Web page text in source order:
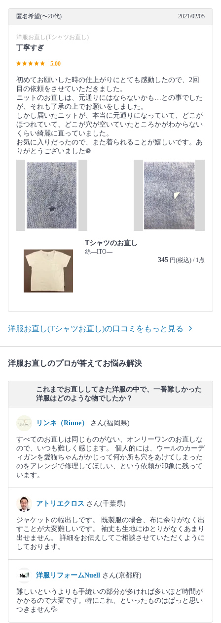
匿名希望(〜20代) 2021/02/05
洋服お直し(Tシャツお直し)
丁寧すぎ
5.00
初めてお願いした時の仕上がりにとても感動したので、2回
目の依頼をさせていただきました。
ニットのお直しは、元通りにはならないかも…との事でした
が、それも了承の上でお願いをしました。
しかし届いたニットが、本当に元通りになっていて、どこが
ほつれていて、どこが穴が空いていたところかがわからない
くらい綺麗に直っていました。
お気に入りだったので、また着られることが嬉しいです。あ
りがとうございました❁
Tシャツのお直し
絲―ITO―
345 円(税込) / 1点
洋服お直し(Tシャツお直し)の口コミをもっと見る
洋服お直しのプロが答えてお悩み解決
これまでお直ししてきた洋服の中で、一番難しかった
洋服はどのような物でしたか？
リンネ（Rinne） さん(福岡県)
すべてのお直しは同じものがない、オンリーワンのお直しな
ので、いつも難しく感じます。 個人的には、ウールのカーデ
ィガンを愛猫ちゃんがかじって何か所も穴をあけてしまった
のをアレンジで修理してほしい、という依頼が印象に残って
います。
アトリエクロス さん(千葉県)
ジャケットの幅出しです。 既製服の場合、布に余りがなく出
すことが大変難しいです。 袖丈も生地にゆとりがなくあまり
出せません。 詳細をお伝えしてご相談させていただくように
しております。
洋服リフォームNuell さん(京都府)
難しいというよりも手縫いの部分が多ければ多いほど時間が
かかるので大変です。特にこれ、といったものはぱっと思い
つきません💦